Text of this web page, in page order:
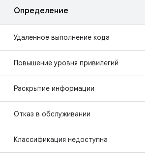
Определение
Удаленное выполнение кода
Повышение уровня привилегий
Раскрытие информации
Отказ в обслуживании
Классификация недоступна